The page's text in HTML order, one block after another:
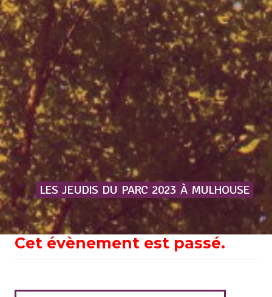
LES JEUDIS DU PARC 2023 À MULHOUSE
Cet évènement est passé.